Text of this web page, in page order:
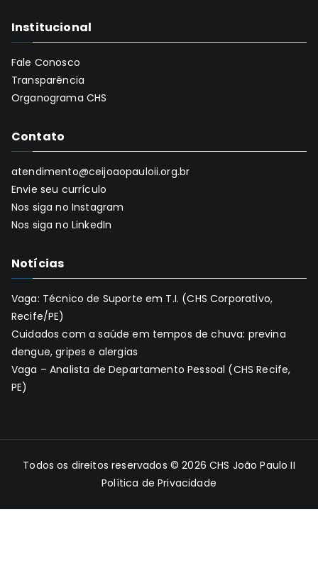
Institucional
Fale Conosco
Transparência
Organograma CHS
Contato
atendimento@ceijoaopauloii.org.br
Envie seu currículo
Nos siga no Instagram
Nos siga no LinkedIn
Notícias
Vaga: Técnico de Suporte em T.I. (CHS Corporativo,
Recife/PE)
Cuidados com a saúde em tempos de chuva: previna
dengue, gripes e alergias
Vaga – Analista de Departamento Pessoal (CHS Recife,
PE)
Todos os direitos reservados © 2026CHS João Paulo II
Política de Privacidade